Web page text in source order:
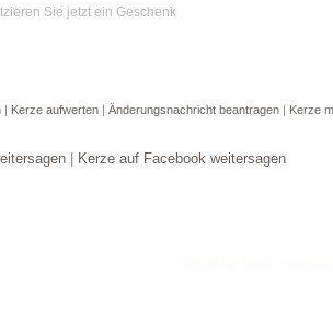
Sie jetzt ein Geschenk
| Kerze aufwerten | Änderungsnachricht beantragen | Kerze
Kerze auf Facebook weitersagen